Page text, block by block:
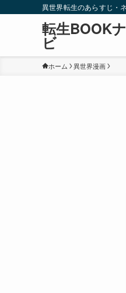
異世界転生のあらすじ・
転生BOOKナ
ビ
ホーム 異世界漫画